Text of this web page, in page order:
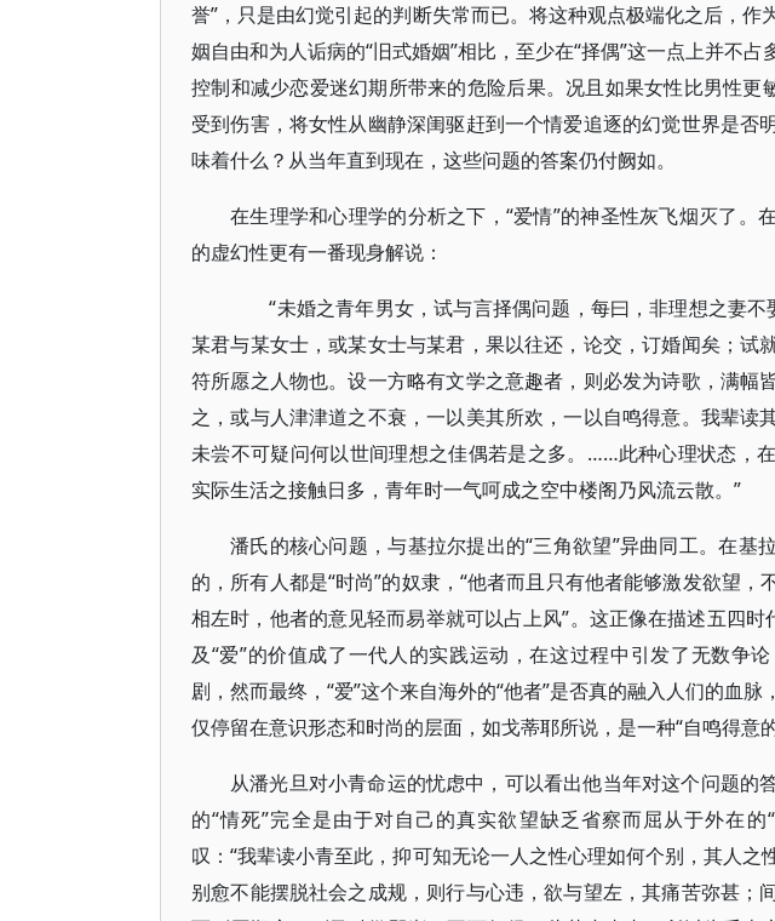
誉”，只是由幻觉引起的判断失常而已。将这种观点极端化之后，
姻自由和为人诟病的“旧式婚姻”相比，至少在“择偶”这一点上并不
控制和减少恋爱迷幻期所带来的危险后果。况且如果女性比男性更
受到伤害，将女性从幽静深闺驱赶到一个情爱追逐的幻觉世界是否
味着什么？从当年直到现在，这些问题的答案仍付阙如。
在生理学和心理学的分析之下，“爱情”的神圣性灰飞烟灭了。
的虚幻性更有一番现身解说：
“未婚之青年男女，试与言择偶问题，每曰，非理想之妻不
某君与某女士，或某女士与某君，果以往还，论交，订婚闻矣；试
符所愿之人物也。设一方略有文学之意趣者，则必发为诗歌，满幅
之，或与人津津道之不衰，一以美其所欢，一以自鸣得意。我辈读
未尝不可疑问何以世间理想之佳偶若是之多。……此种心理状态，
实际生活之接触日多，青年时一气呵成之空中楼阁乃风流云散。”
潘氏的核心问题，与基拉尔提出的“三角欲望”异曲同工。在基
的，所有人都是“时尚”的奴隶，“他者而且只有他者能够激发欲望
相左时，他者的意见轻而易举就可以占上风”。这正像在描述五四时
及“爱”的价值成了一代人的实践运动，在这过程中引发了无数争
剧，然而最终，“爱”这个来自海外的“他者”是否真的融入人们的血
仅停留在意识形态和时尚的层面，如戈蒂耶所说，是一种“自鸣得意
从潘光旦对小青命运的忧虑中，可以看出他当年对这个问题的
的“情死”完全是由于对自己的真实欲望缺乏省察而屈从于外在
叹：“我辈读小青至此，抑可知无论一人之性心理如何个别，其人之
别愈不能摆脱社会之成规，则行与心违，欲与望左，其痛苦弥甚；